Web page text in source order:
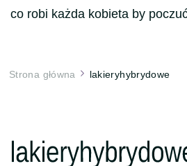
co robi każda kobieta by
Strona główna lakieryhybrydowe